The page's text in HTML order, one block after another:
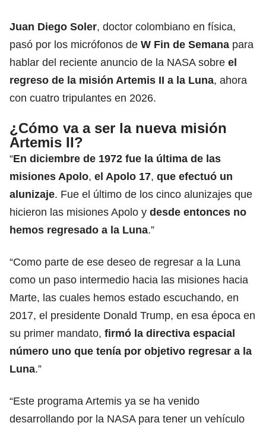
Juan Diego Soler, doctor colombiano en física,
pasó por los micrófonos de W Fin de Semana para
hablar del reciente anuncio de la NASA sobre el
regreso de la misión Artemis II a la Luna, ahora
con cuatro tripulantes en 2026.
¿Cómo va a ser la nueva misión
Artemis II?
“En diciembre de 1972 fue la última de las
misiones Apolo, el Apolo 17, que efectuó un
alunizaje. Fue el último de los cinco alunizajes que
hicieron las misiones Apolo y desde entonces no
hemos regresado a la Luna.”
“Como parte de ese deseo de regresar a la Luna
como un paso intermedio hacia las misiones hacia
Marte, las cuales hemos estado escuchando, en
2017, el presidente Donald Trump, en esa época en
su primer mandato, firmó la directiva espacial
número uno que tenía por objetivo regresar a la
Luna.”
“Este programa Artemis ya se ha venido
desarrollando por la NASA para tener un vehículo